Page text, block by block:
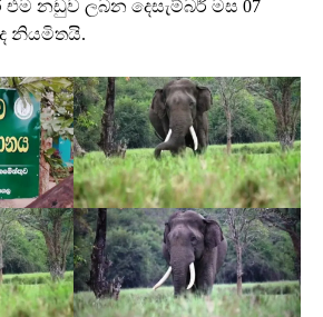
නඩුව ලබන දෙසැම්බර් මස 07
නියමිතයි.